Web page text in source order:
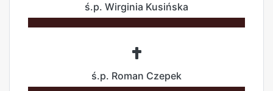
ś.p. Wirginia Kusińska
ś.p. Roman Czepek